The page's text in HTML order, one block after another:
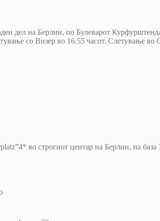
дел на Берлин, по Булеварот
со Визер во 16.55 часот. Слетување во
во строгиот центар на Берлин, на база